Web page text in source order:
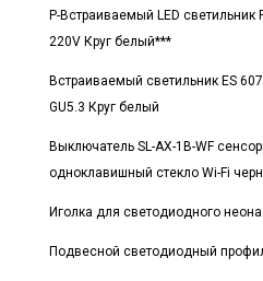
Р-Встраиваемый LED светильник
220V Круг белый***
Встраиваемый светильник ES
GU5.3 Круг белый
Выключатель SL-AX-1B-WF
одноклавишный стекло Wi-Fi
Иголка для светодиодного
Подвесной светодиодный